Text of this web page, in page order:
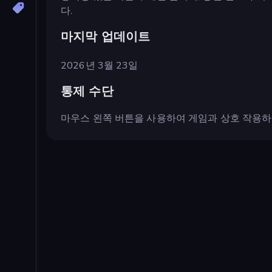
다.
마지막 업데이트
2026년 3월 23일
통제 수단
마우스 왼쪽 버튼을 사용하여 게임과 상호 작용